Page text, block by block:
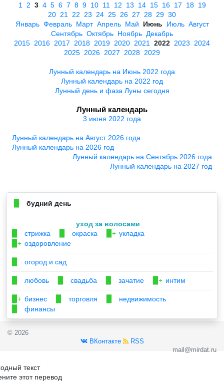
1
2 3 4 5 6 7 8 9 10 11 12 13 14 15 16 17 18 19
20 21 22 23 24 25 26 27 28 29 30
Январь Февраль Март Апрель Май Июнь Июль Август
Сентябрь Октябрь Ноябрь Декабрь
2015 2016 2017 2018 2019 2020 2021 2022 2023
2024
2025 2026 2027 2028 2029
Лунный календарь на Июнь 2022 года
Лунный календарь на 2022 год
Лунный день и фаза Луны сегодня
Лунный календарь
3 июня 2022 года
Лунный календарь на Август 2026 года
Лунный календарь на 2026 год
Лунный календарь на Сентябрь 2026 года
Лунный календарь на 2027 год
будний день
уход за волосами
стрижка окраска ▉+ укладка
▉+ оздоровление
огород и сад
любовь свадьба зачатие ▉+ интим
▉+ бизнес торговля недвижимость
финансы
© 2026
ВКонтакте
RSS
mail@mirdat.ru
текст
этот перевод